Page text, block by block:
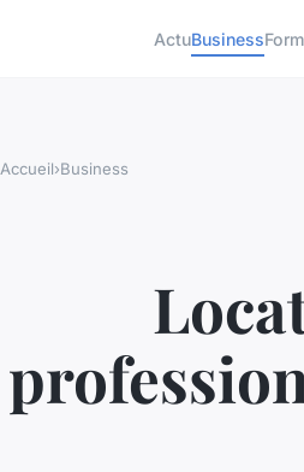
ActuBusiness
Accueil›Business